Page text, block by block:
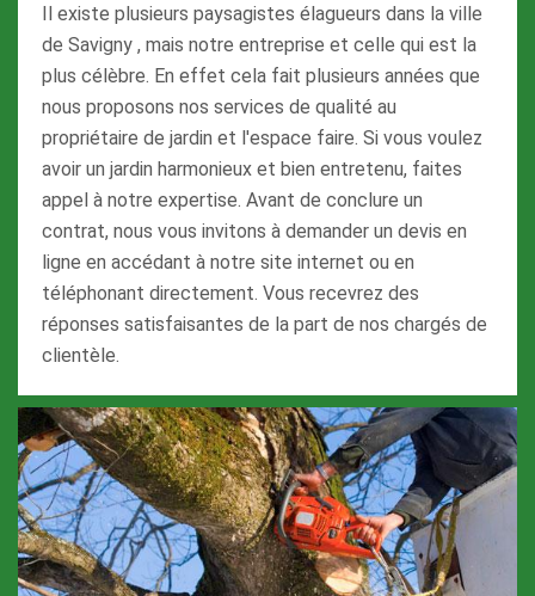
Il existe plusieurs paysagistes élagueurs dans la ville
de Savigny , mais notre entreprise et celle qui est la
plus célèbre. En effet cela fait plusieurs années que
nous proposons nos services de qualité au
propriétaire de jardin et l'espace faire. Si vous voulez
avoir un jardin harmonieux et bien entretenu, faites
appel à notre expertise. Avant de conclure un
contrat, nous vous invitons à demander un devis en
ligne en accédant à notre site internet ou en
téléphonant directement. Vous recevrez des
réponses satisfaisantes de la part de nos chargés de
clientèle.